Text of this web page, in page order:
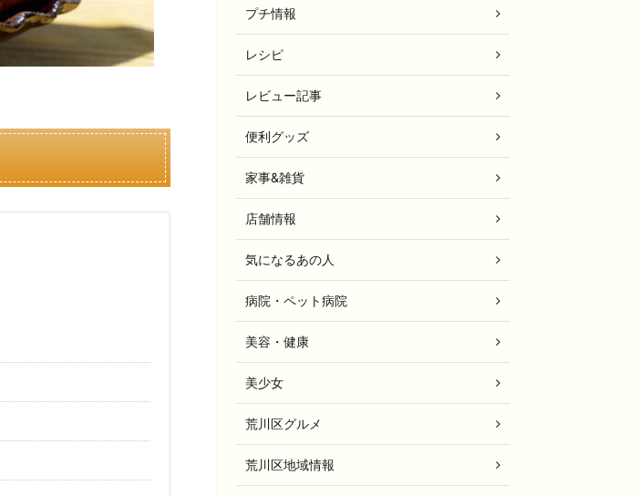
プチ情報
レシピ
レビュー記事
便利グッズ
家事&雑貨
店舗情報
気になるあの人
病院・ペット病院
美容・健康
美少女
荒川区グルメ
荒川区地域情報